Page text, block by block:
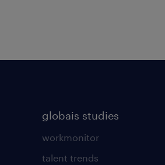
globais studies
workmonitor
talent trends